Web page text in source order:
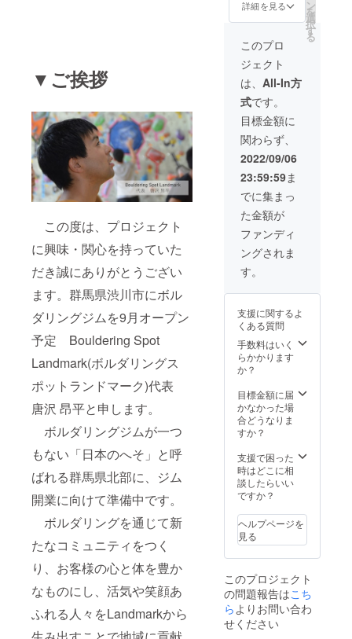
▼ご挨拶
この度は、プロジェクト
に興味・関心を持っていた
だき誠にありがとうござい
ます。群馬県渋川市にボル
ダリングジムを9月オープン
予定 Bouldering Spot
Landmark(ボルダリングス
ポットランドマーク)代表
唐沢 昂平と申します。
ボルダリングジムが一つ
もない「日本のへそ」と呼
ばれる群馬県北部に、ジム
開業に向けて準備中です。
ボルダリングを通じて新
たなコミュニティをつく
り、お客様の心と体を豊か
なものにし、活気や笑顔あ
ふれる人々をLandmarkから
とさせ
す。 ※
ンの店
舗受け
取りに
ご協力
くださ
い。 ※
リター
ンの郵
望され
る方
は、必
ず備考
欄にお
名前、
郵便番
記入く
ださ
い。
ering
Landm
arkのコ
ンセプ
トや店
内展示
にふさ
わしく
ない個
人、団
体名、
企業名
の場合
は、名
前の変
更もし
くは支
援をお
断りさ
ます。
をお願
いいた
しま
す。 ※
ランダ
ムにな
りま
時、必
ず備考
欄に大
きなこ
胸に記
入する
個人
名、団
企業名
をご記
入くだ
さい。
年３月
までに
ご来店
くださ
い。 ※
レンタ
ル料金
は別途
かかり
ます。
３．オ
リジナ
ルス
テッ
カー１
枚 ４．
オリジ
ナルT
シャツ
ント
ロント
orバッ
ク 色：
白、ネ
グレー
５．現
代こけ
哉さん
に作っ
ていた
だい
のひら
サイズ
のラン
ドマー
ジナル
こけし
(高
10cm)
です。
詳細を見る ン
を
選
択
す
る
このプロ
ジェクト
は、 All-In方
式です。
目標金額に
関わらず、
2022/09/06
23:59:59ま
でに集まっ
た金額が
ファンディ
ングされま
す。
支援に関するよ
くある質問
手数料はいく
らかかります
か？
目標金額に届
かなかった場
合どうなりま
すか？
支援で困った
時はどこに相
談したらいい
ですか？
ヘルプページを
見る
このプロジェクト
の問題報告はこち
らよりお問い合わ
せください